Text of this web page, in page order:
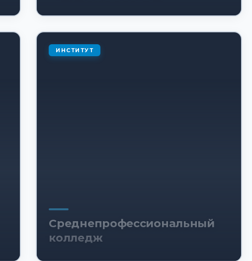
Среднепрофессиональный
колледж
ИНСТИТУТ